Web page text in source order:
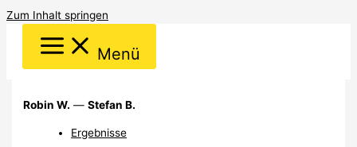
Zum Inhalt springen
Menü
Robin W. —Stefan B.
Ergebnisse